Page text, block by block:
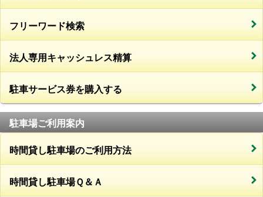
フリーワード検索
法人専用キャッシュレス精算
駐車サービス券を購入する
駐車場ご利用案内
時間貸し駐車場のご利用方法
時間貸し駐車場Ｑ＆Ａ